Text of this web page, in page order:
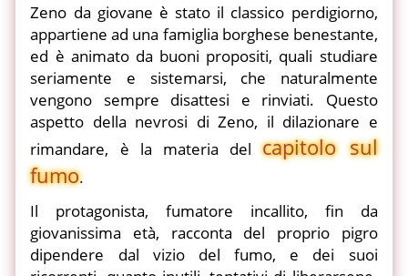
Zeno da giovane è stato il classico perdigiorno,
appartiene ad una famiglia borghese benestante,
ed è animato da buoni propositi, quali studiare
seriamente e sistemarsi, che naturalmente
vengono sempre disattesi e rinviati. Questo
aspetto della nevrosi di Zeno, il dilazionare e
rimandare, è la materia delcapitolo sul
fumo.
Il protagonista, fumatore incallito, fin da
giovanissima età, racconta del proprio pigro
dipendere dal vizio del fumo, e dei suoi